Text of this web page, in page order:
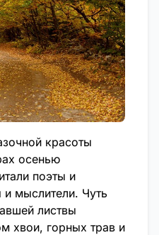
красоты
осенью
поэты и
мыслители. Чуть
листвы
хвои, горных трав и